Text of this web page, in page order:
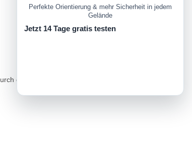
den Wald über einen schönen Aussichtsplatz zum
Perfekte Orientierung & mehr Sicherheit in jedem
Gelände
Jetzt 14 Tage gratis testen